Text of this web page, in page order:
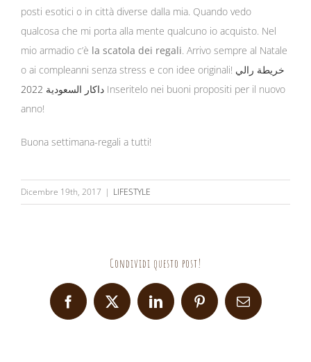
posti esotici o in città diverse dalla mia. Quando vedo
qualcosa che mi porta alla mente qualcuno io acquisto. Nel
mio armadio c’è la scatola dei regali. Arrivo sempre al Natale
o ai compleanni senza stress e con idee originali! خريطة رالي
داكار السعودية 2022 Inseritelo nei buoni propositi per il nuovo
anno!
Buona settimana-regali a tutti!
Dicembre 19th, 2017 | LIFESTYLE
Condividi questo post!
Facebook
X LinkedInPinterestEmail